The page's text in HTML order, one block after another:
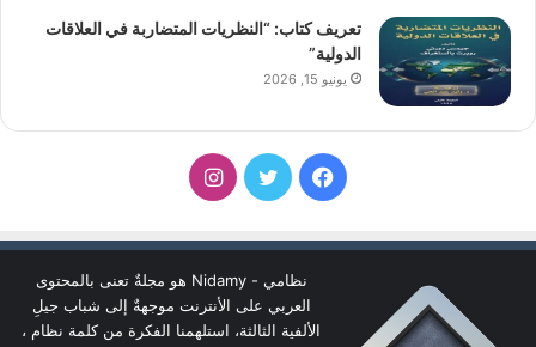
تعريف كتاب: “النظريات المتضاربة في العلاقات
الدولية”
يونيو 15, 2026
فيسبوكتويتر انستقرام
نظامي - Nidamy هو مجلةٌ تعنى بالمحتوى
العربي على الأنترنت موجهةٌ إلى شباب جيلِ
الألفية الثالثة، استلهمنا الفكرة من كلمة نظام ،